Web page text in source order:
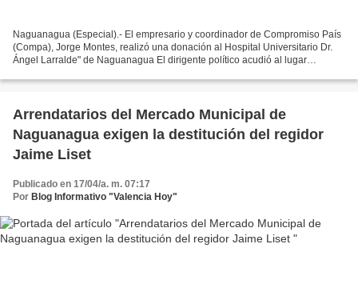
Naguanagua (Especial).- El empresario y coordinador de Compromiso País
(Compa), Jorge Montes, realizó una donación al Hospital Universitario Dr.
Ángel Larralde" de Naguanagua El dirigente político acudió al lugar
Arrendatarios del Mercado Municipal de
Naguanagua exigen la destitución del regidor
Jaime Liset
Publicado en 17/04/a. m. 07:17
Por Blog Informativo "Valencia Hoy"